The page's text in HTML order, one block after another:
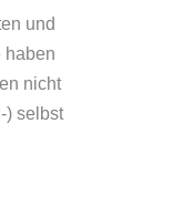
und
haben
nicht
) selbst